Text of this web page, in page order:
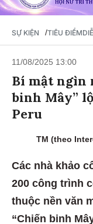
SỰ KIỆN /TIÊU ĐIỂM
11/08/2025 13:00
Bí mật ngìn
binh Mây”
Peru
TM (theo
Các nhà khảo
200 công trình
thuộc nền văn
“Chiến binh